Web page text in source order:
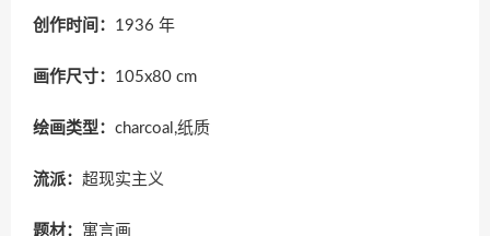
创作时间： 1936 年
画作尺寸： 105x80 cm
绘画类型： charcoal,纸质
流派： 超现实主义
题材： 寓言画